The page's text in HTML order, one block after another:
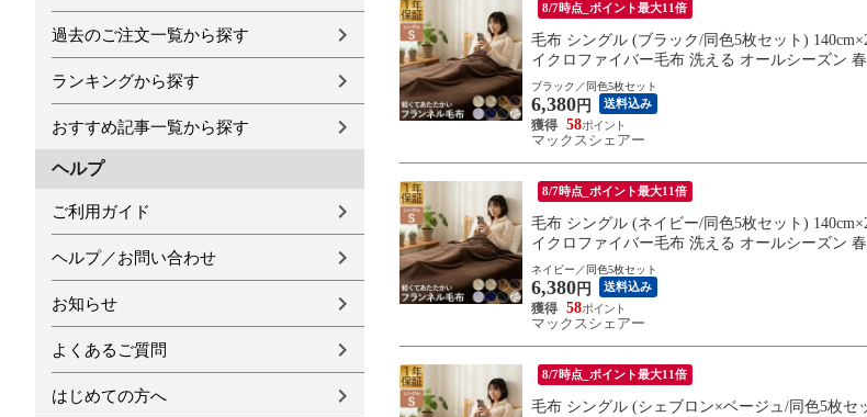
過去のご注文一覧から探す
ランキングから探す
おすすめ記事一覧から探す
ヘルプ
ご利用ガイド
ヘルプ／お問い合わせ
お知らせ
よくあるご質問
はじめての方へ
8/7時点_ポイント最大11倍
毛布 シングル (ブラック/同色5枚セット)
イクロファイバー毛布 洗える オールシーズン
送料無料
ブラック／同色5枚セット
6,380 円 送料込み
58
マックスシェアー
8/7時点_ポイント最大11倍
毛布 シングル (ネイビー/同色5枚セット)
イクロファイバー毛布 洗える オールシーズン
送料無料
ネイビー／同色5枚セット
6,380 円 送料込み
58
マックスシェアー
8/7時点_ポイント最大11倍
毛布 シングル (シェブロン×ベージュ/同色5枚セ